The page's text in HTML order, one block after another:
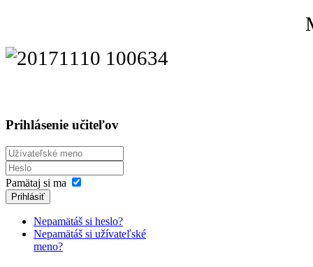
Prihlásenie učiteľov
Pamätaj si ma
Prihlásiť
Nepamätáš si heslo?
Nepamätáš si užívateľské
meno?